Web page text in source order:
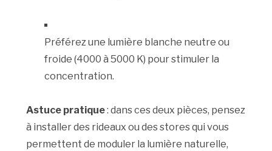
Préférez une lumière blanche neutre ou
froide (4000 à 5000 K) pour stimuler la
concentration.
Astuce pratique: dans ces deux pièces, pensez
à installer des rideaux ou des stores qui vous
permettent de moduler la lumière naturelle,